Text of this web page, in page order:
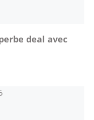
deal avec